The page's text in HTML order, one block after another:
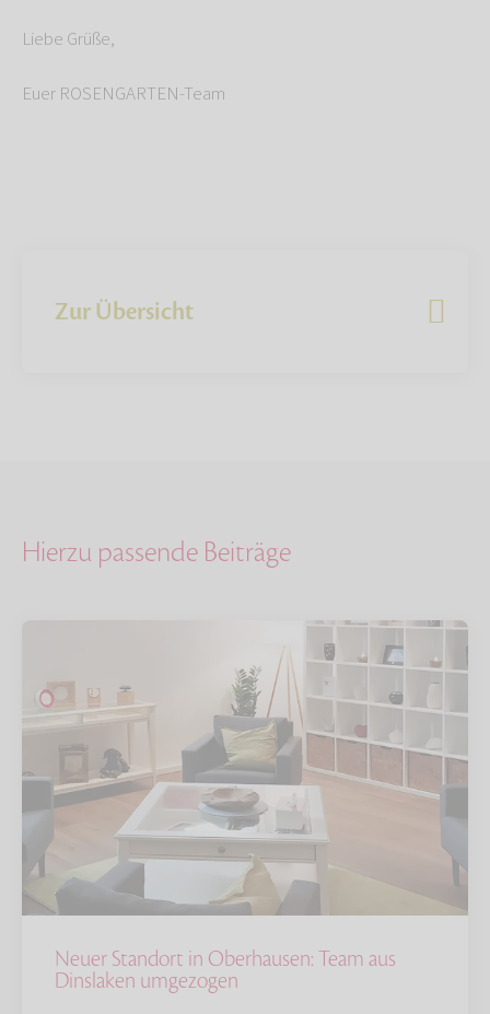
Liebe Grüße,
Euer ROSENGARTEN-Team
Zur Übersicht
Hierzu passende Beiträge
Neuer Standort in Oberhausen: Team aus
Dinslaken umgezogen